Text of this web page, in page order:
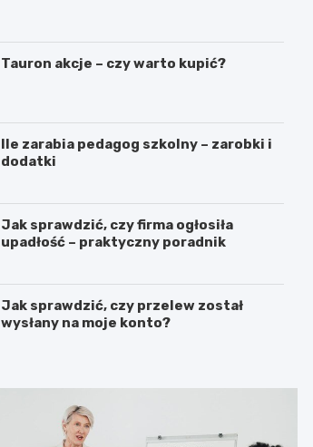
Tauron akcje – czy warto kupić?
Ile zarabia pedagog szkolny – zarobki i
dodatki
Jak sprawdzić, czy firma ogłosiła
upadłość – praktyczny poradnik
Jak sprawdzić, czy przelew został
wysłany na moje konto?